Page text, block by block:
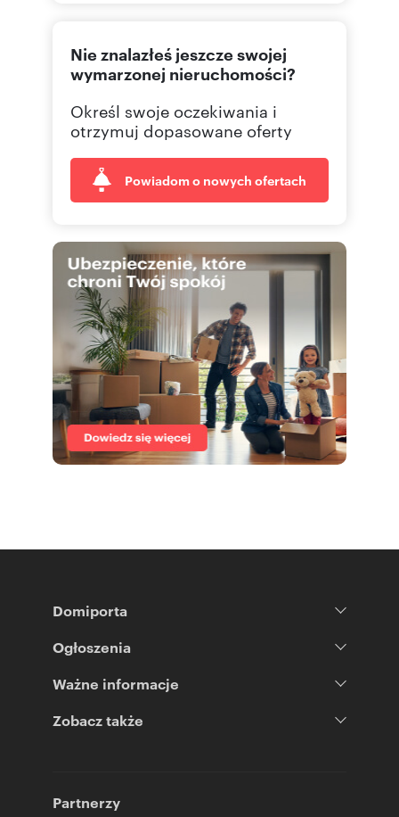
Nie znalazłeś jeszcze swojej
wymarzonej nieruchomości?
Określ swoje oczekiwania i
otrzymuj dopasowane oferty
Powiadom o nowych ofertach
Domiporta
Ogłoszenia
Ważne informacje
Zobacz także
Partnerzy